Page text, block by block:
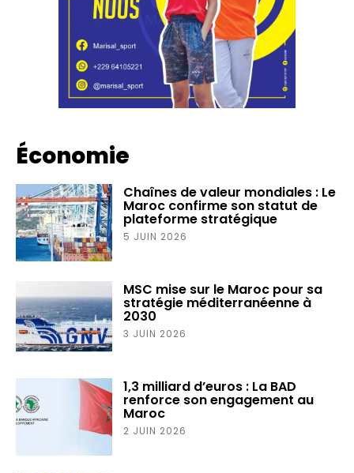
Économie
Chaînes de valeur mondiales : Le
Maroc confirme son statut de
plateforme stratégique
5 JUIN 2026
MSC mise sur le Maroc pour sa
stratégie méditerranéenne à
2030
3 JUIN 2026
1,3 milliard d’euros : La BAD
renforce son engagement au
Maroc
2 JUIN 2026